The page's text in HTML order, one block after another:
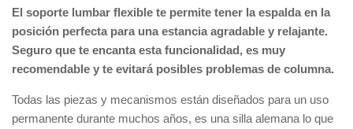
El soporte lumbar flexible te permite tener la espalda en la
posición perfecta para una estancia agradable y relajante.
Seguro que te encanta esta funcionalidad, es muy
recomendable y te evitará posibles problemas de columna.
Todas las piezas y mecanismos están diseñados para un uso
permanente durante muchos años, es una silla alemana lo que